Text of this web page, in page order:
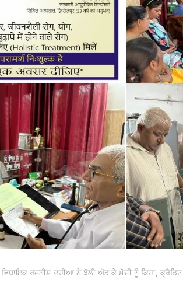
ਵਿਧਾਇਕ ਰਜਨੀਸ਼ ਦਹੀਆ ਨੇ ਝੋਲੀ ਅੱਡ ਕੇ ਮੋਦੀ ਨੂੰ ਕਿਹਾ,